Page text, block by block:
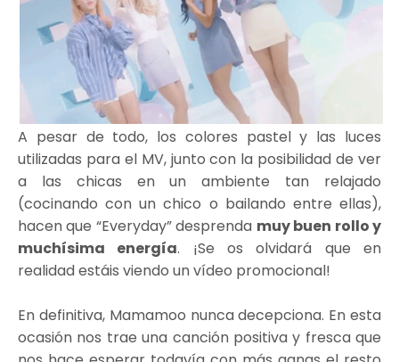
A pesar de todo, los colores pastel y las luces
utilizadas para el MV, junto con la posibilidad de ver
a las chicas en un ambiente tan relajado
(cocinando con un chico o bailando entre ellas),
hacen que “Everyday” desprenda muy buen rollo y
muchísima energía. ¡Se os olvidará que en
realidad estáis viendo un vídeo promocional!
En definitiva, Mamamoo nunca decepciona. En esta
ocasión nos trae una canción positiva y fresca que